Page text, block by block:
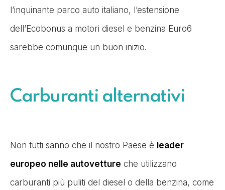
l’inquinante parco auto italiano, l’estensione
dell’Ecobonus a motori diesel e benzina Euro6
sarebbe comunque un buon inizio.
Carburanti alternativi
Non tutti sanno che il nostro Paese è leader
europeo nelle autovetture che utilizzano
carburanti più puliti del diesel o della benzina, come